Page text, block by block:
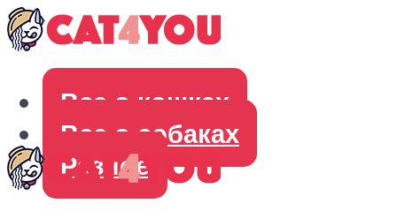
Все о кошках
Все о собаках
Разное